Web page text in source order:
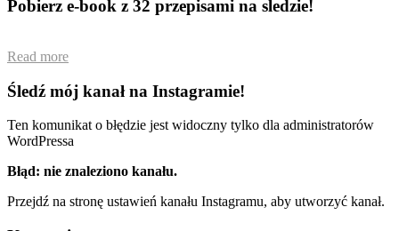
Pobierz e-book z 32 przepisami na sledzie!
Read more
Śledź mój kanał na Instagramie!
Ten komunikat o błędzie jest widoczny tylko dla administratorów
WordPressa
Błąd: nie znaleziono kanału.
Przejdź na stronę ustawień kanału Instagramu, aby utworzyć kanał.